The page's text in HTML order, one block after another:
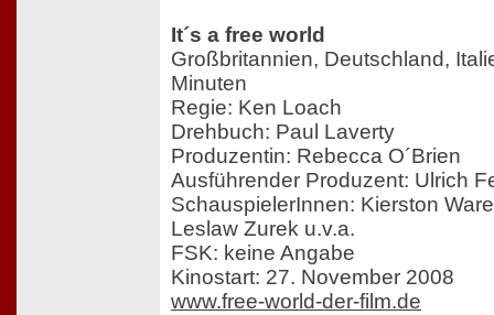
It´s a free world
Großbritannien, Deutschland,
Minuten
Regie: Ken Loach
Drehbuch: Paul Laverty
Produzentin: Rebecca O´Brien
Ausführender Produzent: Ulrich
SchauspielerInnen: Kierston
Leslaw Zurek u.v.a.
FSK: keine Angabe
Kinostart: 27. November 2008
www.free-world-der-film.de